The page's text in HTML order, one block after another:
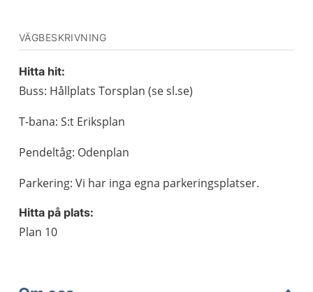
VÄGBESKRIVNING
Hitta hit:
Buss: Hållplats Torsplan (se sl.se)
T-bana: S:t Eriksplan
Pendeltåg: Odenplan
Parkering: Vi har inga egna parkeringsplatser.
Hitta på plats:
Plan 10